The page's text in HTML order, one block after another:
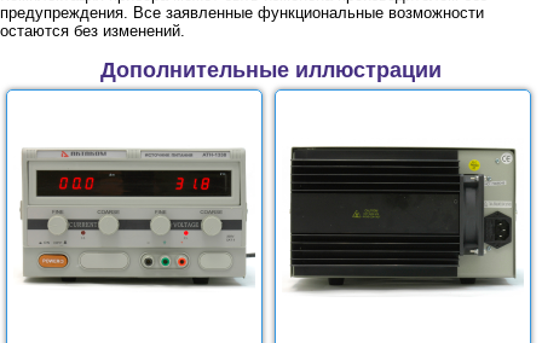
предупреждения. Все заявленные функциональные возможности
остаются без изменений.
Дополнительные иллюстрации